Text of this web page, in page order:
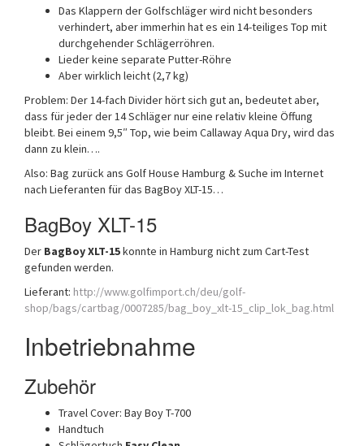
Das Klappern der Golfschläger wird nicht besonders
verhindert, aber immerhin hat es ein 14-teiliges Top mit
durchgehender Schlägerröhren.
Lieder keine separate Putter-Röhre
Aber wirklich leicht (2,7 kg)
Problem: Der 14-fach Divider hört sich gut an, bedeutet aber,
dass für jeder der 14 Schläger nur eine relativ kleine Öffung
bleibt. Bei einem 9,5″ Top, wie beim Callaway Aqua Dry, wird das
dann zu klein….
Also: Bag zurück ans Golf House Hamburg & Suche im Internet
nach Lieferanten für das BagBoy XLT-15…
BagBoy XLT-15
Der BagBoy XLT-15konnte in Hamburg nicht zum Cart-Test
gefunden werden.
Lieferant: http://www.golfimport.ch/deu/golf-
shop/bags/cartbag/0007285/bag_boy_xlt-15_clip_lok_bag.html
Inbetriebnahme
Zubehör
Travel Cover: Bay Boy T-700
Handtuch